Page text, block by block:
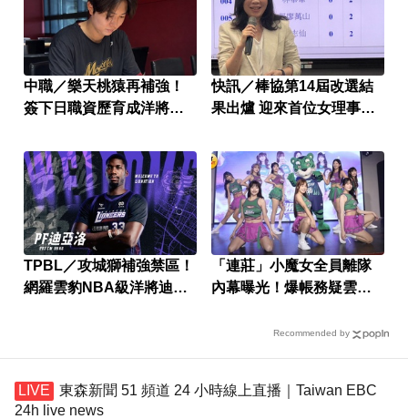
中職／樂天桃猿再補強！
簽下日職資歷育成洋將京
快訊／棒協第14屆改選結
果出爐 迎來首位女理事長
TPBL／攻城獅補強禁區！
網羅雲豹NBA級洋將迪亞
「連莊」小魔女全員離隊
內幕曝光！爆帳務疑雲信
Recommended by
東森新聞 51 頻道 24 小時線上直播｜Taiwan EBC
24h live news